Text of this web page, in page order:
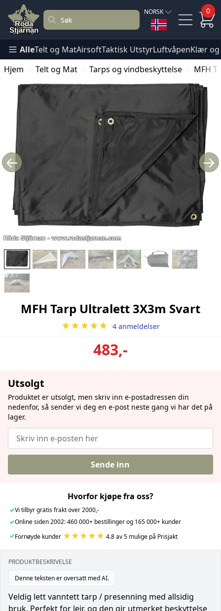
NORSK 0
AlleTelt og MatAirsoftTaktisk UtstyrLuftvåpenKlær
Hjem
Telt og Mat Tarps og vindbeskyttelse MFH
← →
MFH Tarp Ultralett 3X3m Svart
★★★★★ 4 anmeldelser
483,-
Utsolgt
Produktet er utsolgt, men skriv inn e-postadressen din
nedenfor, så sender vi deg en e-post neste gang vi har det på
lager.
Sende inn
Hvorfor kjøpe fra oss?
✓Vi tilbyr gratis frakt over 2000,-
✓Online siden 2002: 460 000+ bestillinger og 165 000+ kunder
✓Fornøyde kunder ★★★★★ 4.8 av 5 mulige på Prisjakt
PRODUKTBESKRIVELSE
Denne teksten er oversatt med AI.
Veldig lett vanntett tarp / presenning med allsidig
bruk. Perfekt for leir, og den gir utmerket beskyttelse